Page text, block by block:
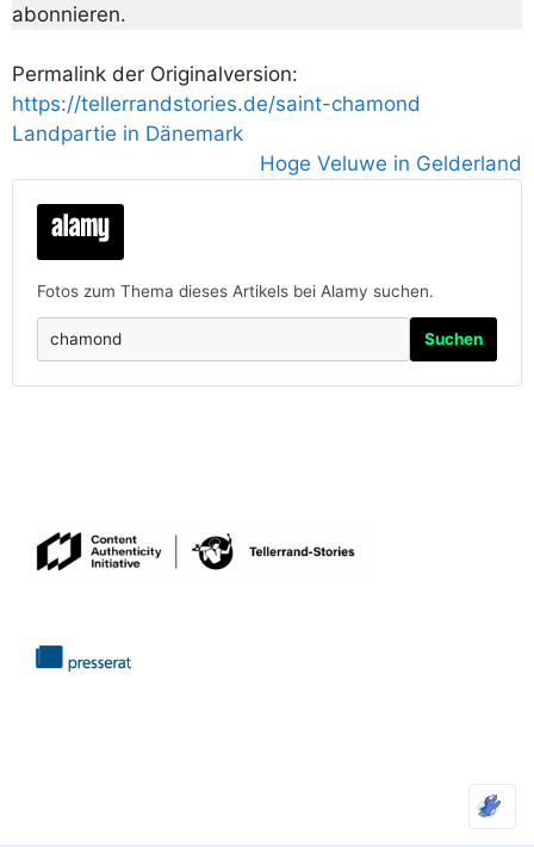
abonnieren.
Permalink der Originalversion:
https://tellerrandstories.de/saint-chamond
Landpartie in Dänemark
Hoge Veluwe in Gelderland
Fotos zum Thema dieses Artikels bei Alamy suchen.
Suchen